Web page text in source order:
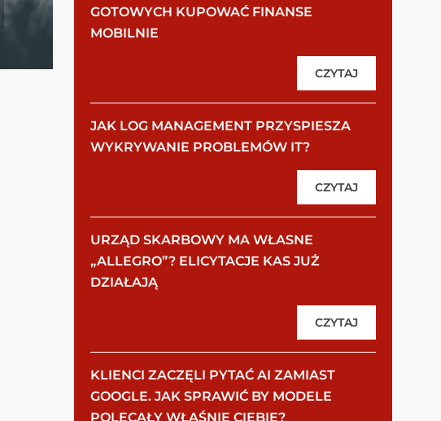
GOTOWYCH KUPOWAĆ FINANSE
MOBILNIE
CZYTAJ
JAK LOG MANAGEMENT PRZYSPIESZA
WYKRYWANIE PROBLEMÓW IT?
CZYTAJ
URZĄD SKARBOWY MA WŁASNE
„ALLEGRO”? ELICYTACJE KAS JUŻ
DZIAŁAJĄ
CZYTAJ
KLIENCI ZACZĘLI PYTAĆ AI ZAMIAST
GOOGLE. JAK SPRAWIĆ BY MODELE
POLECAŁY WŁAŚNIE CIEBIE?